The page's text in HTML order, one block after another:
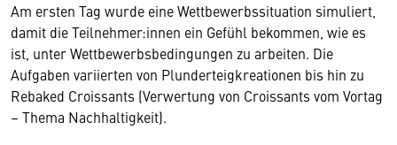
Am ersten Tag wurde eine Wettbewerbssituation simuliert,
damit die Teilnehmer:innen ein Gefühl bekommen, wie es
ist, unter Wettbewerbsbedingungen zu arbeiten. Die
Aufgaben variierten von Plunderteigkreationen bis hin zu
Rebaked Croissants (Verwertung von Croissants vom Vortag
– Thema Nachhaltigkeit).